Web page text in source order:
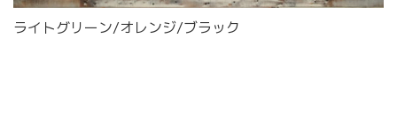
ライトグリーン/オレンジ/ブラック